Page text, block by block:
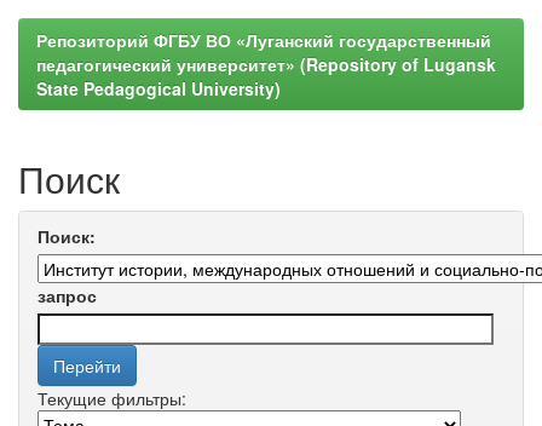
Репозиторий ФГБУ ВО «Луганский государственный
педагогический университет» (Repository of Lugansk
State Pedagogical University)
Поиск
Поиск:
запрос
Текущие фильтры: